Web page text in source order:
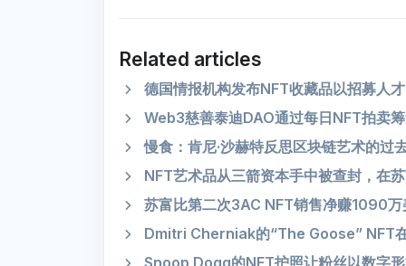
Related articles
德国情报机构发布NFT收藏品以招募人才
Web3慈善泰迪DAO通过每日NFT拍卖
慢食：肯尼·沙赫特反思区块链艺术的过
NFT艺术品从三箭资本手中被查封，在
苏富比第二次3AC NFT销售净赚1090
Dmitri Cherniak的“The Goose” NFT
Snoop Dogg的NFT护照让粉丝以数字